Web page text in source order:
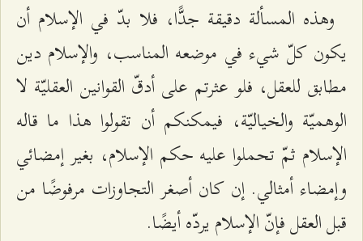
وهذه المسألة دقيقة جدًّا، فلا بدّ في الإسلام أن
يكون كلّ شيء في موضعه المناسب، والإسلام دين
مطابق للعقل، فلو عثرتم على أدقّ القوانين العقليّة لا
الوهميّة والخياليّة، فيمكنكم أن تقولوا هذا ما قاله
الإسلام ثمّ تحملوا عليه حكم الإسلام، بغير إمضائي
وإمضاء أمثالي. إن كان أصغر التجاوزات مرفوضًا من
قبل العقل فإنّ الإسلام يردّه أيضًا.